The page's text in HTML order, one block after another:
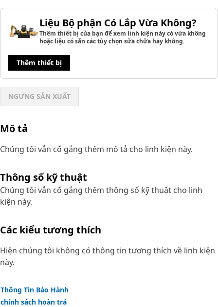
Liệu Bộ phận Có Lắp Vừa Không?
Thêm thiết bị của bạn để xem linh kiện này có vừa không
hoặc liệu có sẵn các tùy chọn sửa chữa hay không.
Thêm thiết bị
NGƯNG SẢN XUẤT
Mô tả
Chúng tôi vẫn cố gắng thêm mô tả cho linh kiện này.
Thông số kỹ thuật
Chúng tôi vẫn cố gắng thêm thông số kỹ thuật cho linh
kiện này.
Các kiểu tương thích
Hiện chúng tôi không có thông tin tương thích về linh kiện
này.
Thông Tin Bảo Hành
chính sách hoàn trả